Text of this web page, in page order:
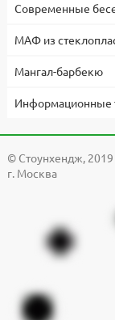
Современные
МАФ из
Мангал-барбекю
Информационные
© Cтоунхендж, 2019
г. Москва